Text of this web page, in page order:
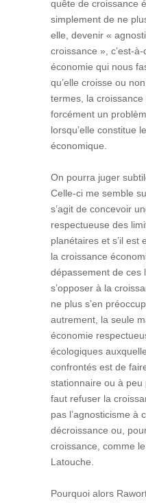
quête de croissance
simplement de ne
elle, devenir «
croissance », c’est-
économie qui nous
qu’elle croisse ou
termes, la croissance
forcément un
lorsqu’elle constitue
économique.
On pourra juger
Celle-ci me semble
s’agit de concevoir
respectueuse des
planétaires et s’il est
la croissance
dépassement de ces
s’opposer à la
ne plus s’en
autrement, la seule
économie
écologiques
confrontés est de
stationnaire ou à
faut refuser la
pas l’agnosticisme à
décroissance ou,
croissance, comme
Latouche.
Pourquoi alors